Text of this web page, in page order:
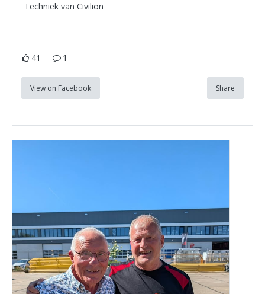
Techniek van Civilion
41 1
View on Facebook Share